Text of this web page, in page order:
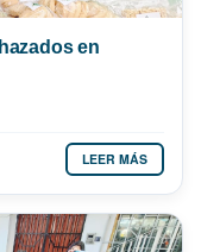
en
LEER MÁS